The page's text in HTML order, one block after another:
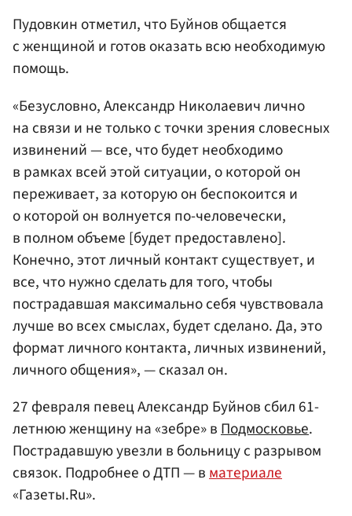
Пудовкин отметил, что Буйнов общается
с женщиной и готов оказать всю необходимую
помощь.
«Безусловно, Александр Николаевич лично
на связи и не только с точки зрения словесных
извинений — все, что будет необходимо
в рамках всей этой ситуации, о которой он
переживает, за которую он беспокоится и
о которой он волнуется по-человечески,
в полном объеме [будет предоставлено].
Конечно, этот личный контакт существует, и
все, что нужно сделать для того, чтобы
пострадавшая максимально себя чувствовала
лучше во всех смыслах, будет сделано. Да, это
формат личного контакта, личных извинений,
личного общения», — сказал он.
27 февраля певец Александр Буйнов сбил 61-
летнюю женщину на «зебре» вПодмосковье.
Пострадавшую увезли в больницу с разрывом
связок. Подробнее о ДТП — вматериале
«Газеты.Ru».